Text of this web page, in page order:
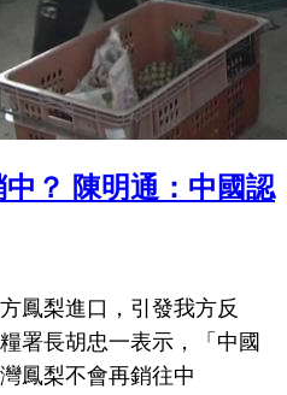
？ 陳明通：中國認
鳳梨進口，引發我方反
署長胡忠一表示，「中國
鳳梨不會再銷往中